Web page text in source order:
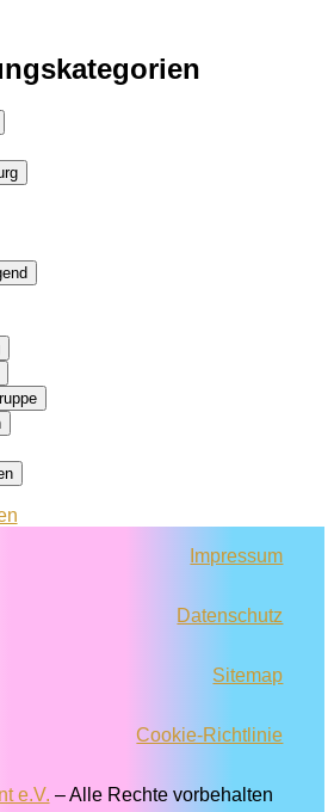
Impressum
Datenschutz
Sitemap
Cookie-Richtlinie
e.V. – Alle Rechte vorbehalten